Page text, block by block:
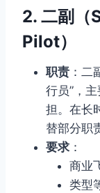
2. 二副（
Pilot）
职责 ：二
行员”，
担。在长
替部分职
要求 ：
商业
类型